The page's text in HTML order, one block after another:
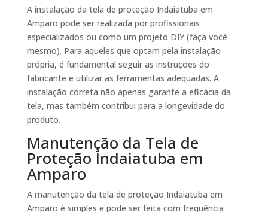
A instalação da tela de proteção Indaiatuba em
Amparo pode ser realizada por profissionais
especializados ou como um projeto DIY (faça você
mesmo). Para aqueles que optam pela instalação
própria, é fundamental seguir as instruções do
fabricante e utilizar as ferramentas adequadas. A
instalação correta não apenas garante a eficácia da
tela, mas também contribui para a longevidade do
produto.
Manutenção da Tela de
Proteção Indaiatuba em
Amparo
A manutenção da tela de proteção Indaiatuba em
Amparo é simples e pode ser feita com frequência